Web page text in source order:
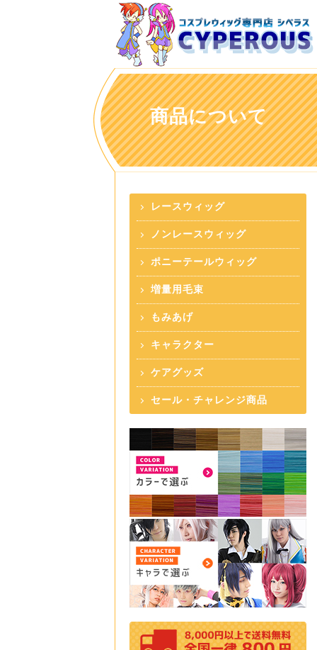
商品について
レースウィッグ
ノンレースウィッグ
ポニーテールウィッグ
増量用毛束
もみあげ
キャラクター
ケアグッズ
セール・チャレンジ商品